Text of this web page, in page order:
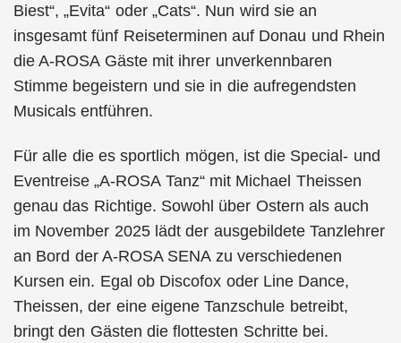
Biest“, „Evita“ oder „Cats“. Nun wird sie an
insgesamt fünf Reiseterminen auf Donau und Rhein
die A-ROSA Gäste mit ihrer unverkennbaren
Stimme begeistern und sie in die aufregendsten
Musicals entführen.
Für alle die es sportlich mögen, ist die Special- und
Eventreise „A-ROSA Tanz“ mit Michael Theissen
genau das Richtige. Sowohl über Ostern als auch
im November 2025 lädt der ausgebildete Tanzlehrer
an Bord der A-ROSA SENA zu verschiedenen
Kursen ein. Egal ob Discofox oder Line Dance,
Theissen, der eine eigene Tanzschule betreibt,
bringt den Gästen die flottesten Schritte bei.